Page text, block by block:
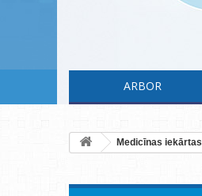
ARBOR
Medicīnas iekārtas